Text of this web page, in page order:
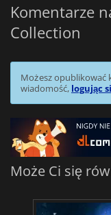
Komentarze
Collection
Możesz opublikować
wiadomość, logując
Może Ci się